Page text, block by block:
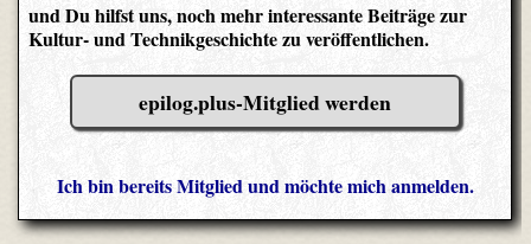
und Du hilfst uns, noch mehr interessante Beiträge zur
Kultur- und Technikgeschichte zu veröffentlichen.
epilog.plus-Mitglied werden
Ich bin bereits Mitglied und möchte mich anmelden.